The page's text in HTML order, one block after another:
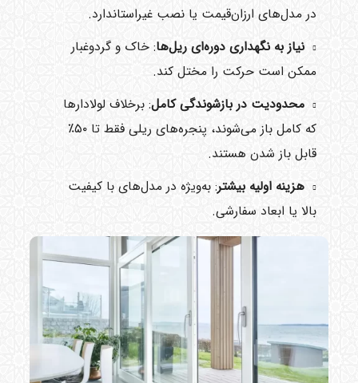
در مدل‌های ارزان‌قیمت یا نصب غیراستاندارد.
نیاز به نگهداری دوره‌ای ریل‌ها: خاک و گردوغبار
ممکن است حرکت را مختل کند.
محدودیت در بازشوندگی کامل: برخلاف لولادارها
که کامل باز می‌شوند، پنجره‌های ریلی فقط تا ۵۰٪
قابل باز شدن هستند.
هزینه اولیه بیشتر: به‌ویژه در مدل‌های با کیفیت
بالا یا ابعاد سفارشی.